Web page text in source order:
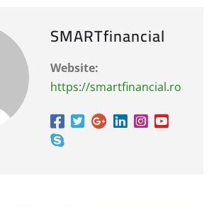
SMARTfinancial
Website:
https://smartfinancial.ro